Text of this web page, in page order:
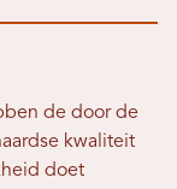
de door de
kwaliteit
doet